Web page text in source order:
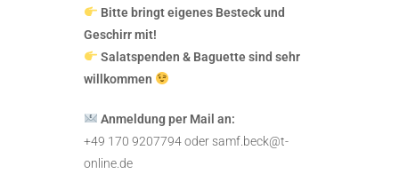
Bitte bringt eigenes Besteck und
Geschirr mit!
Salatspenden & Baguette sind sehr
willkommen
Anmeldung per Mail an:
+49 170 9207794 oder samf.beck@t-
online.de